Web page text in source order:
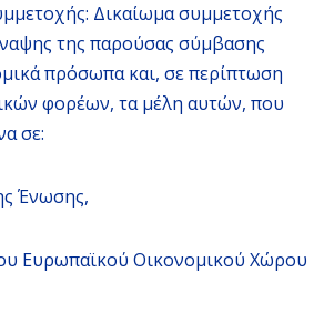
Δικαίωμα συμμετοχής
της παρούσας σύμβασης
πρόσωπα και, σε περίπτωση
φορέων, τα μέλη αυτών, που
σε:
Ένωσης,
Ευρωπαϊκού Οικονομικού Χώρου